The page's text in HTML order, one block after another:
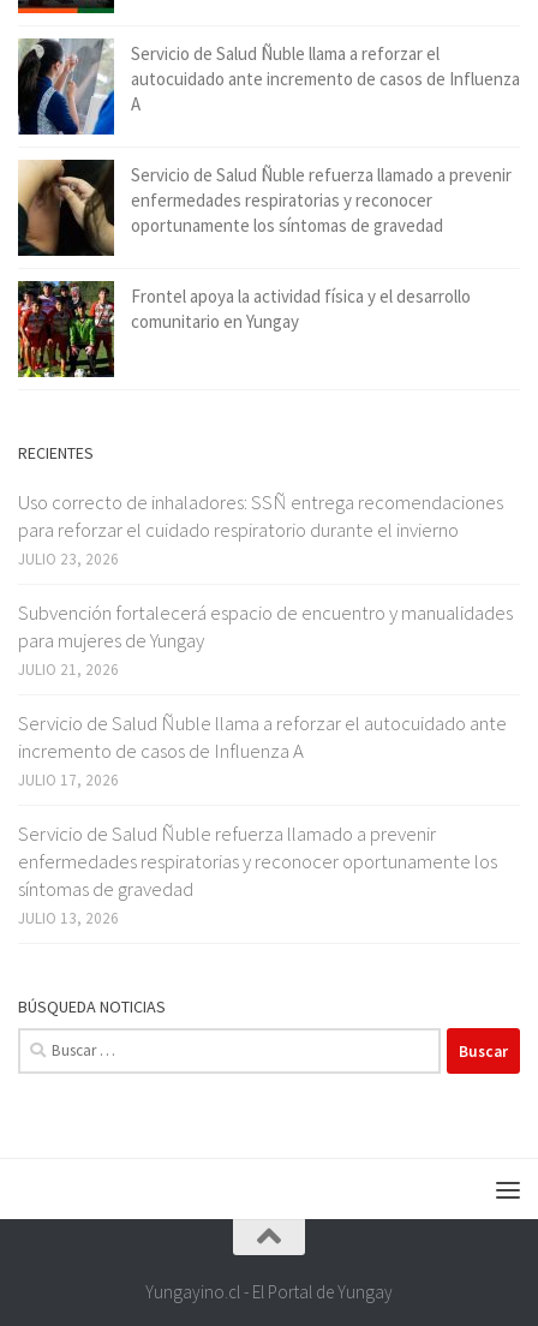
Servicio de Salud Ñuble llama a reforzar el
autocuidado ante incremento de casos de Influenza
A
Servicio de Salud Ñuble refuerza llamado a prevenir
enfermedades respiratorias y reconocer
oportunamente los síntomas de gravedad
Frontel apoya la actividad física y el desarrollo
comunitario en Yungay
RECIENTES
Uso correcto de inhaladores: SSÑ entrega recomendaciones
para reforzar el cuidado respiratorio durante el invierno
JULIO 23, 2026
Subvención fortalecerá espacio de encuentro y manualidades
para mujeres de Yungay
JULIO 21, 2026
Servicio de Salud Ñuble llama a reforzar el autocuidado ante
incremento de casos de Influenza A
JULIO 17, 2026
Servicio de Salud Ñuble refuerza llamado a prevenir
enfermedades respiratorias y reconocer oportunamente los
síntomas de gravedad
JULIO 13, 2026
BÚSQUEDA NOTICIAS
Buscar:
Yungayino.cl - El Portal de Yungay